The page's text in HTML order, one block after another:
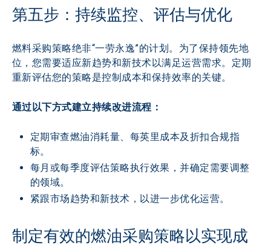
第五步：持续监控、评估与优化
燃料采购策略绝非“一劳永逸”的计划。为了保持领先地
位，您需要适应新趋势和新技术以满足运营需求。定期
重新评估您的策略是控制成本和保持效率的关键。
通过以下方式建立持续改进流程：
定期审查燃油消耗量、每英里成本及折扣合规指
标。
每月或每季度评估策略执行效果，并确定需要调整
的领域。
紧跟市场趋势和新技术，以进一步优化运营。
制定有效的燃油采购策略以实现成